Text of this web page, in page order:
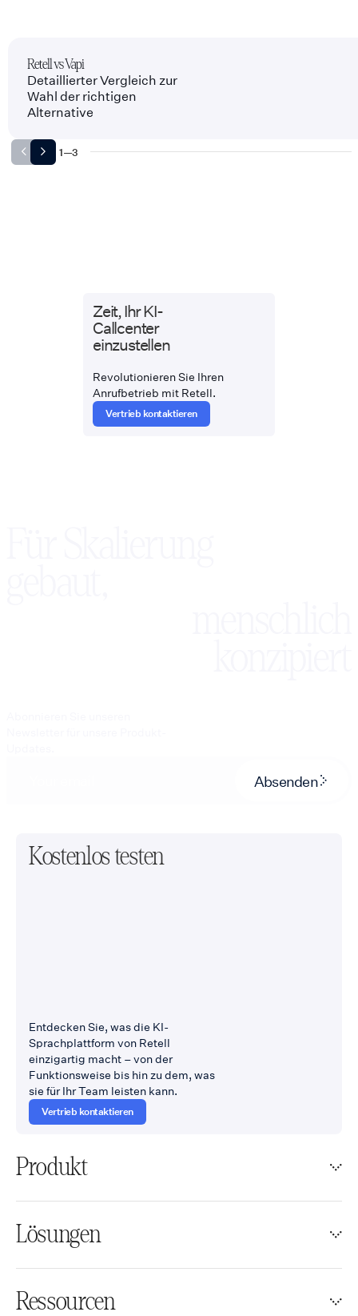
Retell vs Vapi
Detaillierter Vergleich zur
Wahl der richtigen
Alternative
1—3
Zeit, Ihr KI-
Callcenter
einzustellen
Revolutionieren Sie Ihren
Anrufbetrieb mit Retell.
Vertrieb kontaktieren
Absenden
Kostenlos testen
Entdecken Sie, was die KI-
Sprachplattform von Retell
einzigartig macht – von der
Funktionsweise bis hin zu dem, was
sie für Ihr Team leisten kann.
Vertrieb kontaktieren
Produkt
Lösungen
Ressourcen